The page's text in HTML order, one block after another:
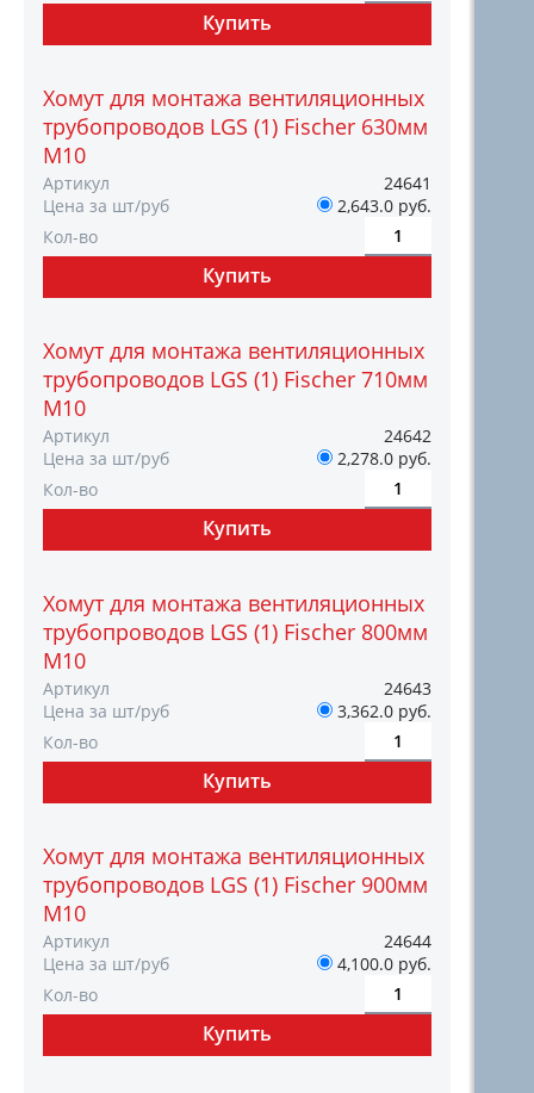
Хомут для монтажа вентиляционных
трубопроводов LGS (1) Fischer 630мм
M10
Артикул
24641
Цена за шт/руб
2,643.0 руб.
Кол-во
Хомут для монтажа вентиляционных
трубопроводов LGS (1) Fischer 710мм
M10
Артикул
24642
Цена за шт/руб
2,278.0 руб.
Кол-во
Хомут для монтажа вентиляционных
трубопроводов LGS (1) Fischer 800мм
M10
Артикул
24643
Цена за шт/руб
3,362.0 руб.
Кол-во
Хомут для монтажа вентиляционных
трубопроводов LGS (1) Fischer 900мм
M10
Артикул
24644
Цена за шт/руб
4,100.0 руб.
Кол-во